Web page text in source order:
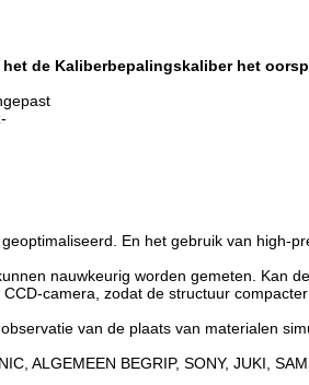
de Kaliberbepalingskaliber het
En het gebruik van high-
nauwkeurig worden gemeten. Kan
camera, zodat de structuur
van de plaats van materialen
ALGEMEEN BEGRIP, SONY, JUKI,